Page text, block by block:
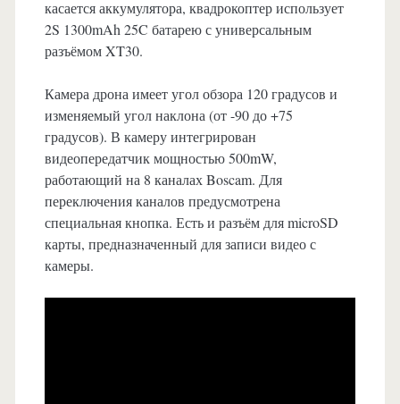
касается аккумулятора, квадрокоптер использует
2S 1300mAh 25C батарею с универсальным
разъёмом XT30.
Камера дрона имеет угол обзора 120 градусов и
изменяемый угол наклона (от -90 до +75
градусов). В камеру интегрирован
видеопередатчик мощностью 500mW,
работающий на 8 каналах Boscam. Для
переключения каналов предусмотрена
специальная кнопка. Есть и разъём для microSD
карты, предназначенный для записи видео с
камеры.